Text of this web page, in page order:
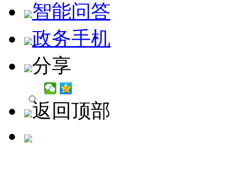
智能问答
政务手机
分享
返回顶部